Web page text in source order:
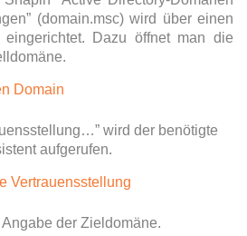
(domain.msc) wird über einen
Dazu öffnet man die
wird der benötigte
aufgerufen.
Angabe der Zieldomäne.